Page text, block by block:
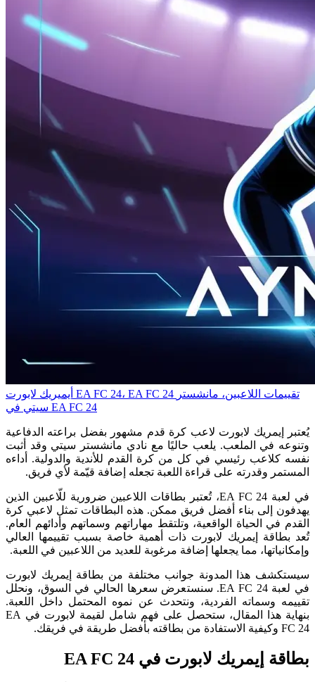
أيميريك لابورت EA FC 24، EA FC 24 تقييمات اللاعبين، مانشستر
سيتي في EA FC 24
يُعتبر إيمريك لابورت لاعب كرة قدم مشهور بفضل براعته الدفاعية
وتنوعه في الملعب. يلعب حاليًا مع نادي مانشستر سيتي وقد أثبت
نفسه كلاعب رئيسي في كل من كرة القدم للأندية والدولية. أداءه
المستمر وقدرته على قراءة اللعبة تجعله إضافة قيّمة لأي فريق.
في لعبة EA FC 24، تُعتبر بطاقات اللاعبين ضرورية للّاعبين الذين
يهدفون إلى بناء أفضل فريق ممكن. هذه البطاقات تمثل لاعبي كرة
القدم في الحياة الواقعية، وتلتقط مهاراتهم وسماتهم وأدائهم العام.
تُعد بطاقة إيمريك لابورت ذات أهمية خاصة بسبب تقييمها العالي
وإمكانياتها، مما يجعلها إضافة مرغوبة للعديد من اللاعبين في اللعبة.
سيستكشف هذا المدونة جوانب مختلفة من بطاقة إيمريك لابورت
في لعبة EA FC 24. سنستعرض سعرها الحالي في السوق، ونحلل
تقييمه وسماته الفردية، ونتحدث عن نموه المحتمل داخل اللعبة.
بنهاية هذا المقال، ستحصل على فهم شامل لقيمة لابورت في EA
FC 24 وكيفية الاستفادة من بطاقته بأفضل طريقة في فريقك.
بطاقة إيمريك لابورت في EA FC 24